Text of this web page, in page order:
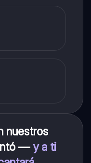
nuestros
—y a ti